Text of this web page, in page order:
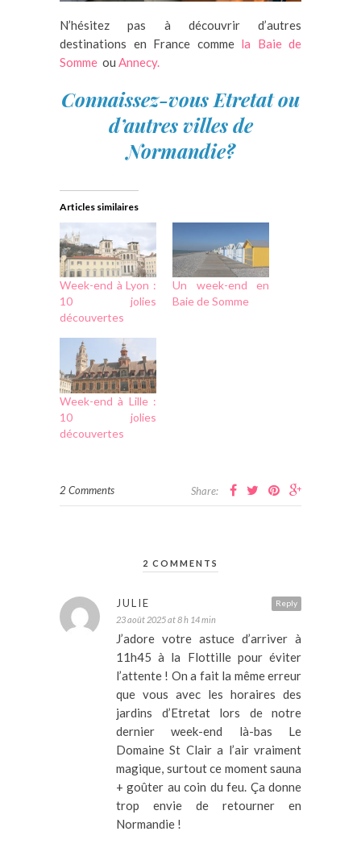
N’hésitez pas à découvrir d’autres
destinations en France comme la Baie de
Somme ou Annecy.
Connaissez-vous Etretat ou
d’autres villes de
Normandie?
Articles similaires
Week-end à Lyon :
10 jolies
découvertes
Un week-end en
Baie de Somme
Week-end à Lille :
10 jolies
découvertes
2 Comments Share:
2 COMMENTS
Reply
JULIE
23 août 2025 at 8 h 14 min
J’adore votre astuce d’arriver à
11h45 à la Flottille pour éviter
l’attente ! On a fait la même erreur
que vous avec les horaires des
jardins d’Etretat lors de notre
dernier week-end là-bas Le
Domaine St Clair a l’air vraiment
magique, surtout ce moment sauna
+ goûter au coin du feu. Ça donne
trop envie de retourner en
Normandie !